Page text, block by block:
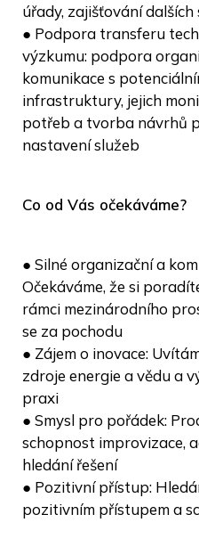
úřady, zajišťování
● Podpora transferu
výzkumu: podpora
komunikace s
infrastruktury, jejich
potřeb a tvorba návrhů
nastavení služeb
Co od Vás očekáváme?
● Silné organizační a
Očekáváme, že si
rámci mezinárodního
se za pochodu
● Zájem o inovace:
zdroje energie a vědu a
praxi
● Smysl pro pořádek:
schopnost improvizace,
hledání řešení
● Pozitivní přístup:
pozitivním přístupem a